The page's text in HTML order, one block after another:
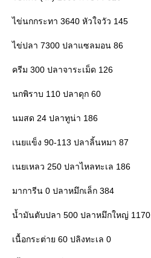
ไข่นกกระทา 3640 หัวใจวัว 145
ไข่ปลา 7300 ปลาแซลมอน 86
ครีม 300 ปลาจาระเม็ด 126
นกพิราบ 110 ปลาดุก 60
นมสด 24 ปลาทูน่า 186
เนยแข็ง 90-113 ปลาลิ้นหมา 87
เนยเหลว 250 ปลาไหลทะเล 186
มาการีน 0 ปลาหมึกเล็ก 384
น้ำมันตับปลา 500 ปลาหมึกใหญ่ 1170
เนื้อกระต่าย 60 ปลิงทะเล 0